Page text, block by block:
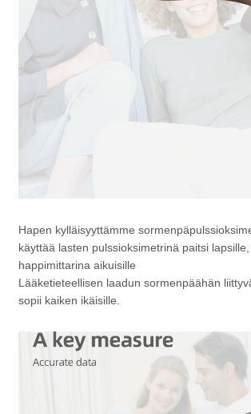
Hapen kylläisyyttämme
käyttää lasten pulssioksimetrinä paitsi
happimittarina aikuisille
Lääketieteellisen laadun sormenpäähän
sopii kaiken ikäisille.